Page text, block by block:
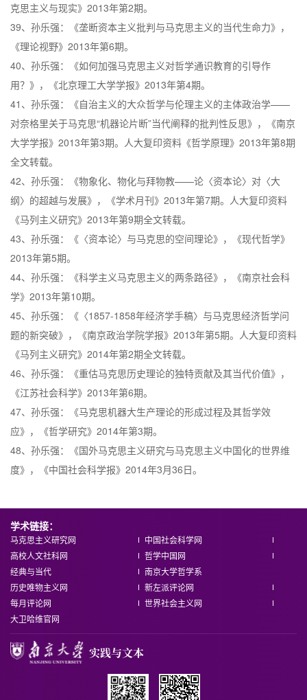
克思主义与现实》2013年第2期。
39、孙乐强：《垄断资本主义批判与马克思主义的当代生命力》，
《理论视野》2013年第6期。
40、孙乐强：《如何加强马克思主义对哲学通识教育的引导作
用？》，《北京理工大学学报》2013年第4期。
41、孙乐强：《自治主义的大众哲学与伦理主义的主体政治学——
对奈格里关于马克思“机器论片断”当代阐释的批判性反思》，《南京
大学学报》2013年第3期。人大复印资料《哲学原理》2013年第8期
全文转载。
42、孙乐强：《物象化、物化与拜物教——论〈资本论〉对〈大
纲〉的超越与发展》，《学术月刊》2013年第7期。人大复印资料
《马列主义研究》2013年第9期全文转载。
43、孙乐强：《〈资本论〉与马克思的空间理论》，《现代哲学》
2013年第5期。
44、孙乐强：《科学主义马克思主义的两条路径》，《南京社会科
学》2013年第10期。
45、孙乐强：《〈1857-1858年经济学手稿〉与马克思经济哲学问
题的新突破》，《南京政治学院学报》2013年第5期。人大复印资料
《马列主义研究》2014年第2期全文转载。
46、孙乐强：《重估马克思历史理论的独特贡献及其当代价值》，
《江苏社会科学》2013年第6期。
47、孙乐强：《马克思机器大生产理论的形成过程及其哲学效
应》，《哲学研究》2014年第3期。
48、孙乐强：《国外马克思主义研究与马克思主义中国化的世界维
度》，《中国社会科学报》2014年3月36日。
学术链接：
马克思主义研究网
中国社会科学网
高校人文社科网
哲学中国网
经典与当代
南京大学哲学系
历史唯物主义网
新左派评论网
每月评论网
世界社会主义网
大卫哈维官网